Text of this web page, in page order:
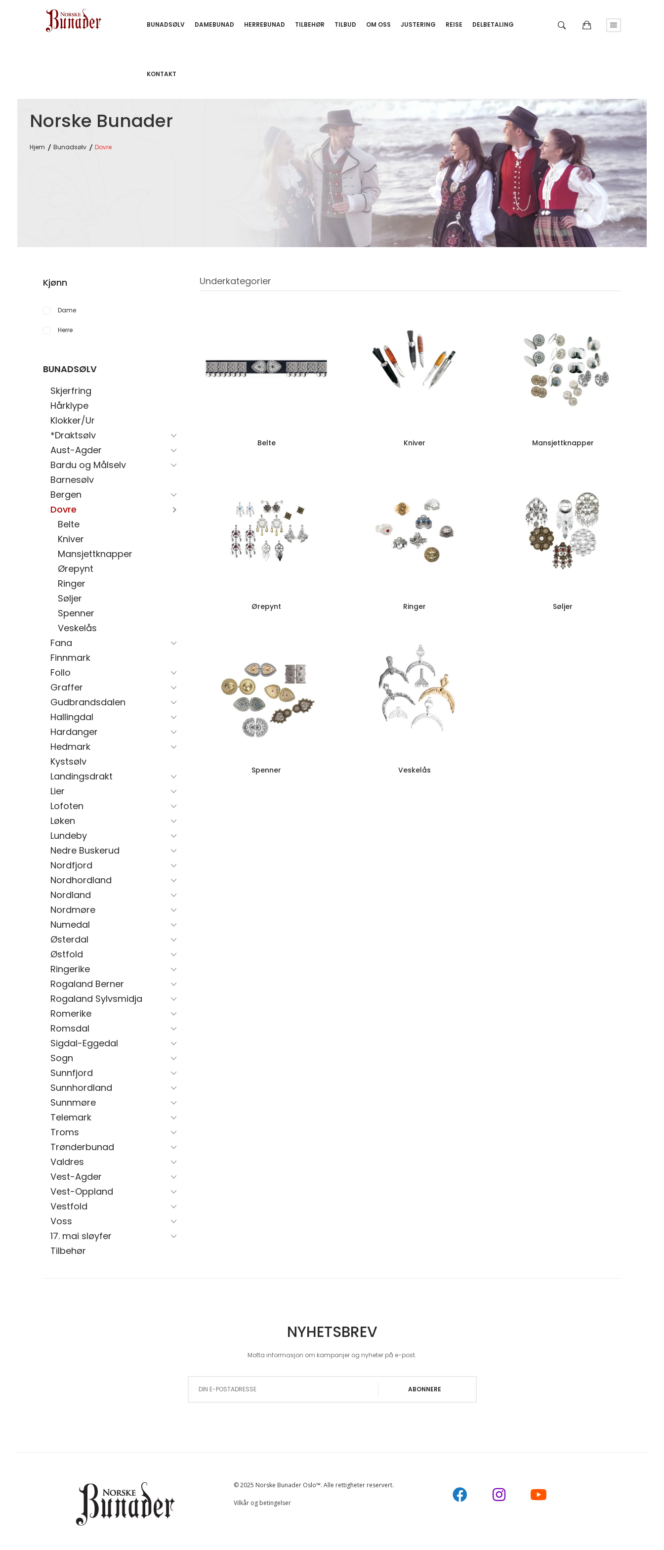
BUNADSØLV DAMEBUNAD HERREBUNAD TILBEHØR TILBUD OM OSS JUSTERING REISE DELBETALING
KONTAKT
Norske Bunader
Hjem Bunadsølv Dovre
Kjønn
Dame
Herre
BUNADSØLV
Skjerfring
Hårklype
Klokker/Ur
*Draktsølv
Aust-Agder
Bardu og Målselv
Barnesølv
Bergen
Dovre
Belte
Kniver
Mansjettknapper
Ørepynt
Ringer
Søljer
Spenner
Veskelås
Fana
Finnmark
Follo
Graffer
Gudbrandsdalen
Hallingdal
Hardanger
Hedmark
Kystsølv
Landingsdrakt
Lier
Lofoten
Løken
Lundeby
Nedre Buskerud
Nordfjord
Nordhordland
Nordland
Nordmøre
Numedal
Østerdal
Østfold
Ringerike
Rogaland Berner
Rogaland Sylvsmidja
Romerike
Romsdal
Sigdal-Eggedal
Sogn
Sunnfjord
Sunnhordland
Sunnmøre
Telemark
Troms
Trønderbunad
Valdres
Vest-Agder
Vest-Oppland
Vestfold
Voss
17. mai sløyfer
Tilbehør
Underkategorier
Belte Kniver Mansjettknapper
Ørepynt Ringer Søljer
Spenner Veskelås
NYHETSBREV
Motta informasjon om kampanjer og nyheter på e-post.
ABONNERE
© 2025 Norske Bunader Oslo™. Alle rettigheter reservert.
Vilkår og betingelser